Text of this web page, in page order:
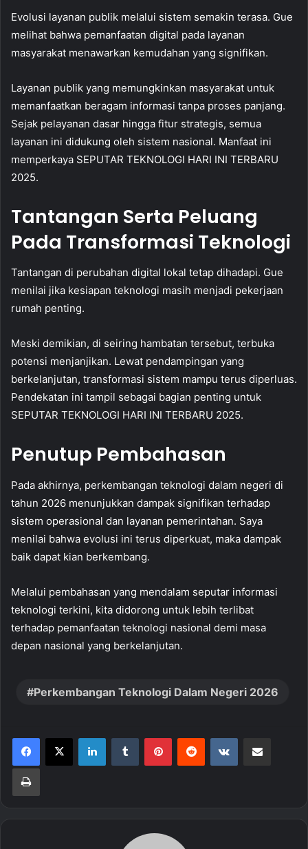
Evolusi layanan publik melalui sistem semakin terasa. Gue
melihat bahwa pemanfaatan digital pada layanan
masyarakat menawarkan kemudahan yang signifikan.
Layanan publik yang memungkinkan masyarakat untuk
memanfaatkan beragam informasi tanpa proses panjang.
Sejak pelayanan dasar hingga fitur strategis, semua
layanan ini didukung oleh sistem nasional. Manfaat ini
memperkaya SEPUTAR TEKNOLOGI HARI INI TERBARU
2025.
Tantangan Serta Peluang
Pada Transformasi Teknologi
Tantangan di perubahan digital lokal tetap dihadapi. Gue
menilai jika kesiapan teknologi masih menjadi pekerjaan
rumah penting.
Meski demikian, di seiring hambatan tersebut, terbuka
potensi menjanjikan. Lewat pendampingan yang
berkelanjutan, transformasi sistem mampu terus diperluas.
Pendekatan ini tampil sebagai bagian penting untuk
SEPUTAR TEKNOLOGI HARI INI TERBARU 2025.
Penutup Pembahasan
Pada akhirnya, perkembangan teknologi dalam negeri di
tahun 2026 menunjukkan dampak signifikan terhadap
sistem operasional dan layanan pemerintahan. Saya
menilai bahwa evolusi ini terus diperkuat, maka dampak
baik dapat kian berkembang.
Melalui pembahasan yang mendalam seputar informasi
teknologi terkini, kita didorong untuk lebih terlibat
terhadap pemanfaatan teknologi nasional demi masa
depan nasional yang berkelanjutan.
Perkembangan Teknologi Dalam Negeri 2026
LinkedInTumblr PinterestReddit VKontakte
Print